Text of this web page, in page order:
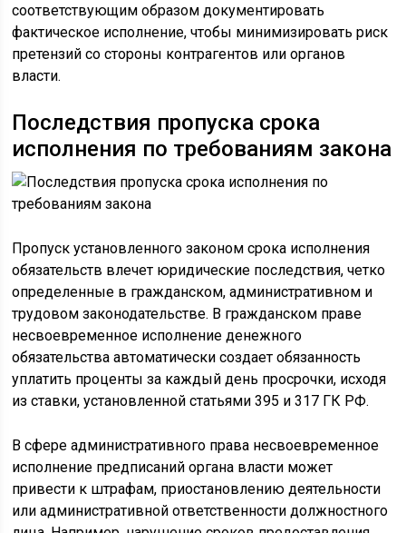
соответствующим образом документировать
фактическое исполнение, чтобы минимизировать риск
претензий со стороны контрагентов или органов
власти.
Последствия пропуска срока
исполнения по требованиям закона
Пропуск установленного законом срока исполнения
обязательств влечет юридические последствия, четко
определенные в гражданском, административном и
трудовом законодательстве. В гражданском праве
несвоевременное исполнение денежного
обязательства автоматически создает обязанность
уплатить проценты за каждый день просрочки, исходя
из ставки, установленной статьями 395 и 317 ГК РФ.
В сфере административного права несвоевременное
исполнение предписаний органа власти может
привести к штрафам, приостановлению деятельности
или административной ответственности должностного